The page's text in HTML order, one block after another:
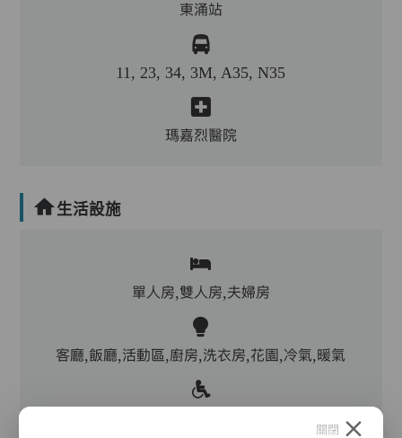
東涌站
11, 23, 34, 3M, A35, N35
瑪嘉烈醫院
生活設施
單人房,雙人房,夫婦房
客廳,飯廳,活動區,廚房,洗衣房,花園,冷氣,暖氣
關閉